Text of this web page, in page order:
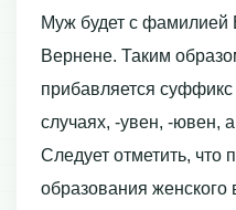
Муж будет с фамилией
Вернене. Таким
прибавляется
случаях, -увен, -ювен,
Следует отметить, что
образования